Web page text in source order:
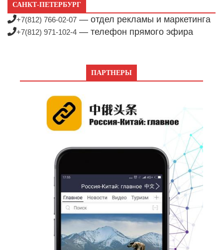
САНКТ-ПЕТЕРБУРГ
+7(812) 766-02-07 — отдел рекламы и маркетинга
+7(812) 971-102-4 — телефон прямого эфира
ПАРТНЕРЫ